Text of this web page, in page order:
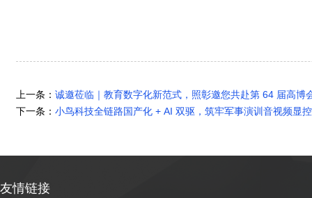
上一条： 诚邀莅临｜教育数字化新范式，照彰邀您共赴第 64 届高博
下一条： 小鸟科技全链路国产化 + AI 双驱，筑牢军事演训音视频显
友情链接